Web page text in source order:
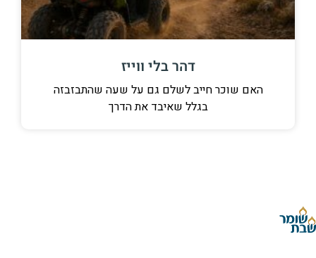
דהר בלי ווייז
האם שוכר חייב לשלם גם על שעה שהתבזבזה
בגלל שאיבד את הדרך